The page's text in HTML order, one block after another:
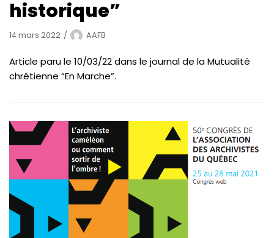
historique”
14 mars 2022 AAFB
Article paru le 10/03/22 dans le journal de la Mutualité
chrétienne “En Marche”.